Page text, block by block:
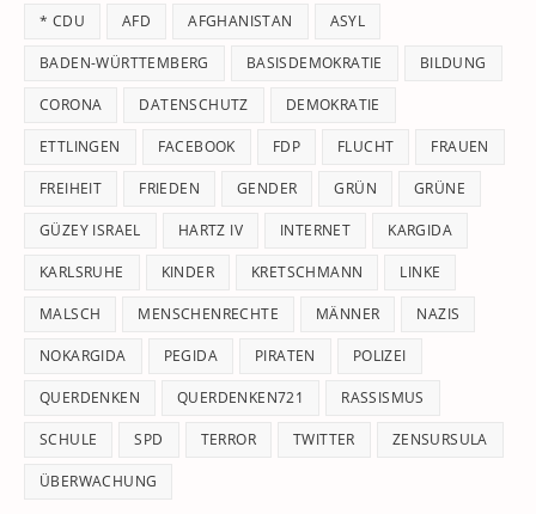
* CDU AFD AFGHANISTAN ASYL
BADEN-WÜRTTEMBERG BASISDEMOKRATIE BILDUNG
CORONA DATENSCHUTZ DEMOKRATIE
ETTLINGEN FACEBOOK FDP FLUCHT FRAUEN
FREIHEIT FRIEDEN GENDER GRÜN GRÜNE
GÜZEY ISRAEL HARTZ IV INTERNET KARGIDA
KARLSRUHE KINDER KRETSCHMANN LINKE
MALSCH MENSCHENRECHTE MÄNNER NAZIS
NOKARGIDA PEGIDA PIRATEN POLIZEI
QUERDENKEN QUERDENKEN721 RASSISMUS
SCHULE SPD TERROR TWITTER ZENSURSULA
ÜBERWACHUNG